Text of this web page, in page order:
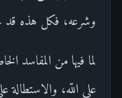
وشرعه، فكل هذه قد
لما فيها من المفاسد
على اللّه، والاستطالة